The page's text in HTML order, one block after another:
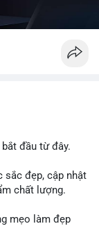
đầu từ đây.
sắc đẹp, cập nhật
chất lượng.
mẹo làm đẹp